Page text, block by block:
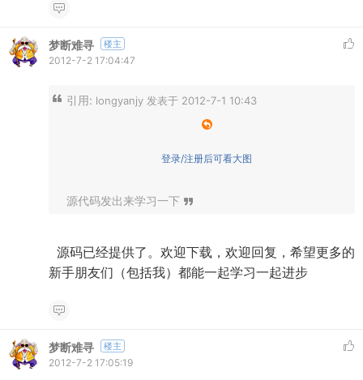
梦断难寻 楼主
2012-7-2 17:04:47
引用: longyanjy 发表于 2012-7-1 10:43
登录/注册后可看大图
源代码发出来学习一下
源码已经提供了。欢迎下载，欢迎回复，希望更多的
新手朋友们（包括我）都能一起学习一起进步
梦断难寻 楼主
2012-7-2 17:05:19